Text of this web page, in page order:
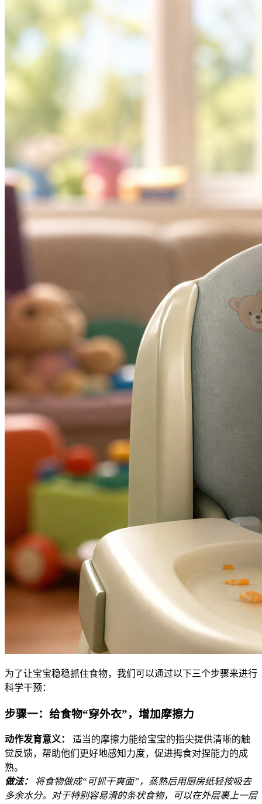
为了让宝宝稳稳抓住食物，我们可以通过以下三个步骤来进行
科学干预：
步骤一：给食物“穿外衣”，增加摩擦力
动作发育意义：
适当的摩擦力能给宝宝的指尖提供清晰的触
觉反馈，帮助他们更好地感知力度，促进拇食对捏能力的成
熟。
做法：
将食物做成“可抓干爽面”，蒸熟后用厨房纸轻按吸去
多余水分。对于特别容易滑的条状食物，可以在外层裹上一层